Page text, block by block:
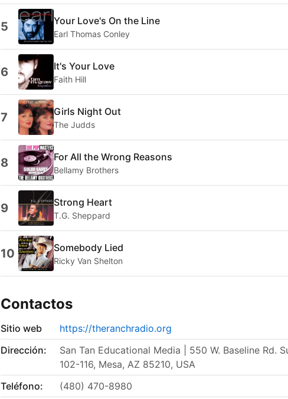
5 Your Love's On the Line
Earl Thomas Conley
6 It's Your Love
Faith Hill
7 Girls Night Out
The Judds
8 For All the Wrong Reasons
Bellamy Brothers
9 Strong Heart
T.G. Sheppard
10 Somebody Lied
Ricky Van Shelton
Contactos
Sitio web
https://theranchradio.org
Dirección:
San Tan Educational Media | 550 W. Baseline Rd.
102-116, Mesa, AZ 85210, USA
Teléfono:
(480) 470-8980